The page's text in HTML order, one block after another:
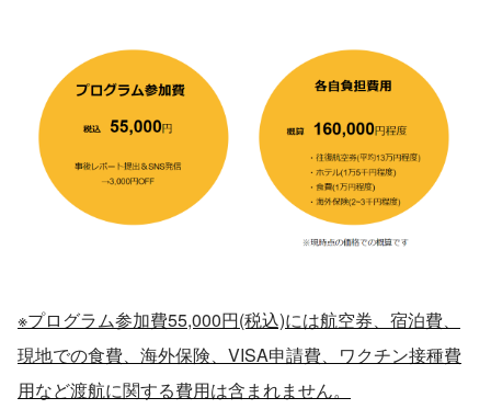
※プログラム参加費55,000円(税込)には航空券、宿泊費、
現地での食費、海外保険、VISA申請費、ワクチン接種費
用など渡航に関する費用は含まれません。